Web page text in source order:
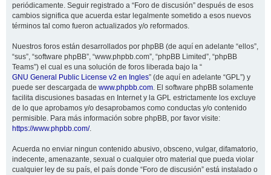
periódicamente. Seguir registrado a “Foro de discusión” después de esos
cambios significa que acuerda estar legalmente sometido a esos nuevos
términos tal como fueron actualizados y/o reformados.
Nuestros foros están desarrollados por phpBB (de aquí en adelante “ellos”,
“sus”, “software phpBB”, “www.phpbb.com”, “phpBB Limited”, “phpBB
Teams”) el cual es una solución de foros liberada bajo la “
GNU General Public License v2 en Ingles” (de aquí en adelante “GPL”) y
puede ser descargada de www.phpbb.com. El software phpBB solamente
facilita discusiones basadas en Internet y la GPL estrictamente los excluye
de lo que aprobamos y/o desaprobamos como conductas y/o contenido
permisible. Para más información sobre phpBB, por favor visite:
https://www.phpbb.com/.
Acuerda no enviar ningun contenido abusivo, obsceno, vulgar, difamatorio,
indecente, amenazante, sexual o cualquier otro material que pueda violar
cualquier ley de su país, el país donde “Foro de discusión” está instalado o